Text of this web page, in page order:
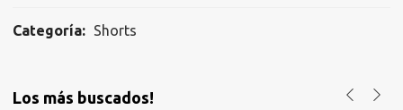
Categoría: Shorts
Los más buscados!